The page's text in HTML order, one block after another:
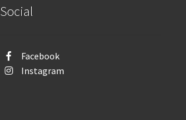
Social
Facebook
Instagram